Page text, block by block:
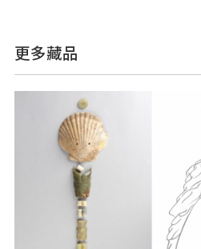
更多藏品